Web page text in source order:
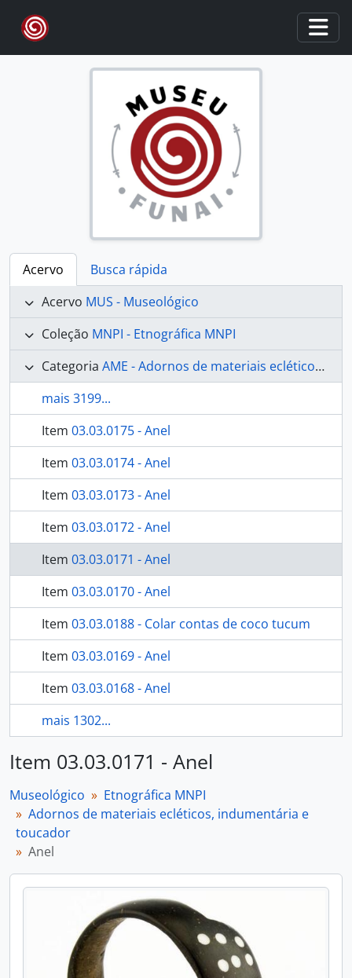
Skip to main content
Acervo
Busca rápida
Acervo MUS - Museológico
Coleção MNPI - Etnográfica MNPI
Categoria AME - Adornos de materiais ecléticos, indumentária e toucador
mais 3199...
Item 03.03.0175 - Anel
Item 03.03.0174 - Anel
Item 03.03.0173 - Anel
Item 03.03.0172 - Anel
Item 03.03.0171 - Anel
Item 03.03.0170 - Anel
Item 03.03.0188 - Colar contas de coco tucum
Item 03.03.0169 - Anel
Item 03.03.0168 - Anel
mais 1302...
Item 03.03.0171 - Anel
Museológico
Etnográfica MNPI
Adornos de materiais ecléticos, indumentária e
toucador
Anel